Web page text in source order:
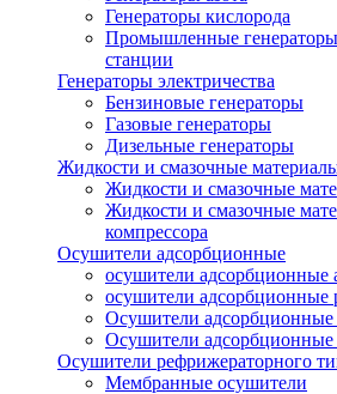
Генераторы кислорода
Промышленные генераторы
станции
Генераторы электричества
Бензиновые генераторы
Газовые генераторы
Дизельные генераторы
Жидкости и смазочные
Жидкости и смазочные
Жидкости и смазочные
компрессора
Осушители адсорбционные
осушители адсорбционные
осушители адсорбционные
Осушители адсорбционные
Осушители адсорбционные
Осушители рефрижераторного
Мембранные осушители